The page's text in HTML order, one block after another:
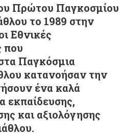
Πρώτου Παγκοσμίου
το 1989 στην
Εθνικές
που
Παγκόσμια
κατανοήσαν την
ένα καλά
εκπαίδευσης,
και αξιολόγησης